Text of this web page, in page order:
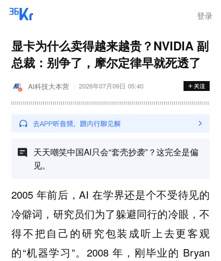
登录
显卡为什么卖得越来越贵？NVIDIA 副
总裁：别争了，摩尔定律早就死透了
AI科技大本营 2026年07月09日 05:40
天天嘲笑中国AI只会“套壳抄袭”？这完全是偏
见。
2005 年前后，AI 在学界还是个不受待见的
冷僻词，研究员们为了躲避同行的冷眼，不
得不把自己的研究包装成听上去更客观
的“机器学习”。2008 年，刚毕业的 Bryan